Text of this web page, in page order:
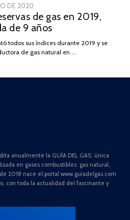
DE 2020
DE
JULIO
2025
de gas en 2019,
de 9 años
todos sus índices durante 2019 y se
de gas natural en …
anualmente la GUÍA DEL GAS, única
en gases combustibles: gas natural,
2018 nace el portal www.guiadelgas.com
con toda la actualidad del fascinante y